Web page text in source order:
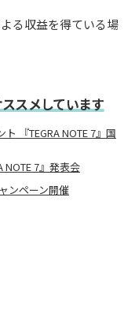
る収益を得ている場
スメしています
『TEGRA NOTE 7』国
NOTE 7』発表会
ンペーン開催